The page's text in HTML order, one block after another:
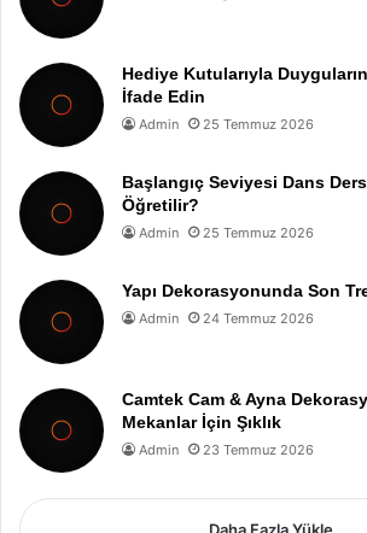
Hediye Kutularıyla
İfade Edin
Admin 25 Temmuz 2026
Başlangıç Seviyesi Dans
Öğretilir?
Admin 25 Temmuz 2026
Yapı Dekorasyonunda Son
Admin 24 Temmuz 2026
Camtek Cam & Ayna
Mekanlar İçin Şıklık
Admin 23 Temmuz 2026
Daha Fazla Yükle